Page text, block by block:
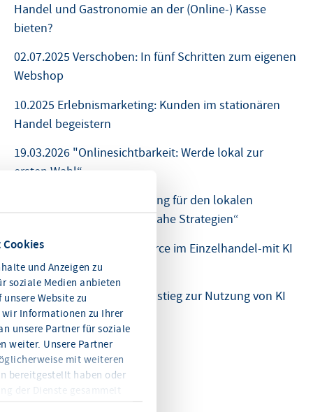
und Anzeigen zu
soziale Medien anbieten
Website zu
Informationen zu Ihrer
unsere Partner für soziale
weiter. Unsere Partner
mit weiteren
bereitgestellt haben oder
der Dienste gesammelt
Handel und Gastronomie an der (Online-) Kasse
bieten?
02.07.2025 Verschoben: In fünf Schritten zum eigenen
Webshop
10.2025 Erlebnismarketing: Kunden im stationären
Handel begeistern
19.03.2026 "Onlinesichtbarkeit: Werde lokal zur
ersten Wahl“
29.04.2026 „Online-Marketing für den lokalen
Einzelhandel – fünf praxisnahe Strategien“
13.05.2026 „Social Commerce im Einzelhandel-mit KI
zum Verkaufserfolg"
27.05.2026 Der einfache Einstieg zur Nutzung von KI
im Handel